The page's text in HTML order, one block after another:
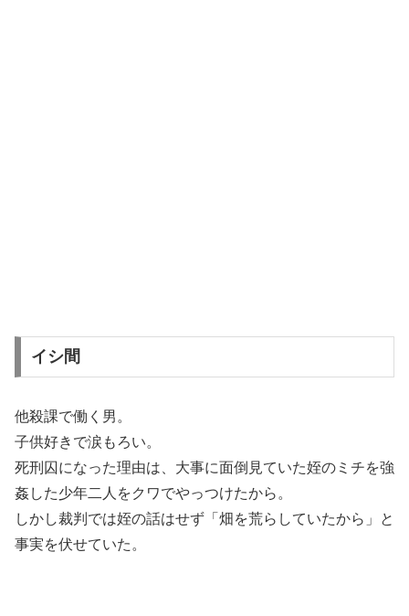
イシ間
他殺課で働く男。
子供好きで涙もろい。
死刑囚になった理由は、大事に面倒見ていた姪のミチを強
姦した少年二人をクワでやっつけたから。
しかし裁判では姪の話はせず「畑を荒らしていたから」と
事実を伏せていた。